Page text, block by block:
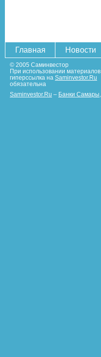
Главная Новости
© 2005 Саминвестор
При использовании материалов
гиперссылка на Saminvestor.Ru
обязательна
Saminvestor.Ru – Банки Самары